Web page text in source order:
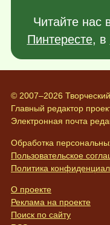
Читайте нас
Пинтересте, в
© 2007–2026
Главный редактор
Электронная почта
Обработка
Пользовательское
Политика
О проекте
Реклама на проекте
Поиск по сайту